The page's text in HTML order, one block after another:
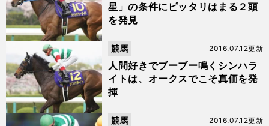
星」の条件にピッタリはまる２頭
を発見
人間好きでブーブー鳴くシンハラ
イトは、オークスでこそ真価を発
揮
2016.07.12更新
競馬
2016.07.12更新
競馬